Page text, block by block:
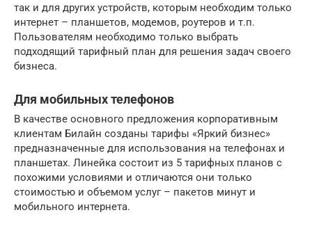
так и для других устройств, которым необходим только
интернет – планшетов, модемов, роутеров и т.п.
Пользователям необходимо только выбрать
подходящий тарифный план для решения задач своего
бизнеса.
Для мобильных телефонов
В качестве основного предложения корпоративным
клиентам Билайн созданы тарифы «Яркий бизнес»
предназначенные для использования на телефонах и
планшетах. Линейка состоит из 5 тарифных планов с
похожими условиями и отличаются они только
стоимостью и объемом услуг – пакетов минут и
мобильного интернета.